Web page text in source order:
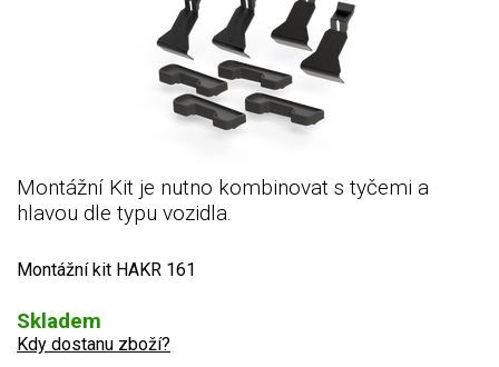
Montážní Kit je nutno kombinovat s tyčemi a
hlavou dle typu vozidla.
Montážní kit HAKR 161
Skladem
Kdy dostanu zboží?